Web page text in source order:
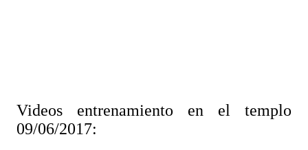
Videos entrenamiento en el templo
09/06/2017: